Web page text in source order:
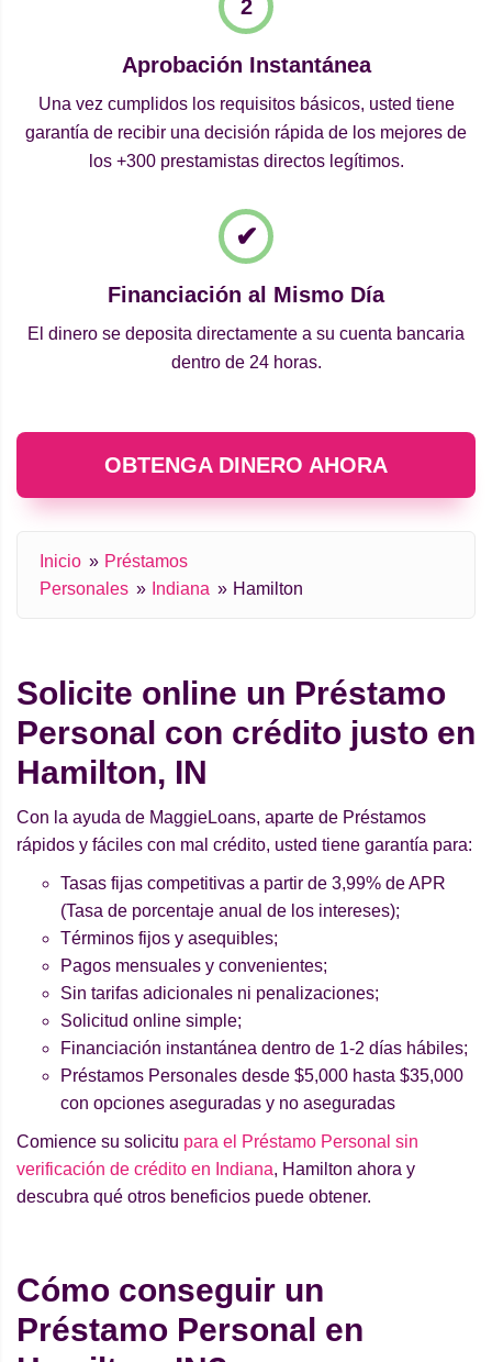
Aprobación Instantánea
Una vez cumplidos los requisitos básicos, usted tiene
garantía de recibir una decisión rápida de los mejores de
los +300 prestamistas directos legítimos.
Financiación al Mismo Día
El dinero se deposita directamente a su cuenta bancaria
dentro de 24 horas.
OBTENGA DINERO AHORA
Inicio
Préstamos
Personales
Indiana Hamilton
Solicite online un Préstamo
Personal con crédito justo en
Hamilton, IN
Con la ayuda de MaggieLoans, aparte de Préstamos
rápidos y fáciles con mal crédito, usted tiene garantía para:
Tasas fijas competitivas a partir de 3,99% de APR
(Tasa de porcentaje anual de los intereses);
Términos fijos y asequibles;
Pagos mensuales y convenientes;
Sin tarifas adicionales ni penalizaciones;
Solicitud online simple;
Financiación instantánea dentro de 1-2 días hábiles;
Préstamos Personales desde $5,000 hasta $35,000
con opciones aseguradas y no aseguradas
Comience su solicitu para el Préstamo Personal sin
verificación de crédito en Indiana, Hamilton ahora y
descubra qué otros beneficios puede obtener.
Cómo conseguir un
Préstamo Personal en